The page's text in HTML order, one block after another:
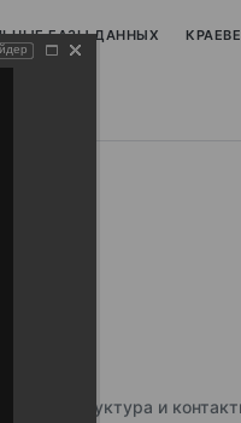
БАЗЫ ДАННЫХ
Структура и